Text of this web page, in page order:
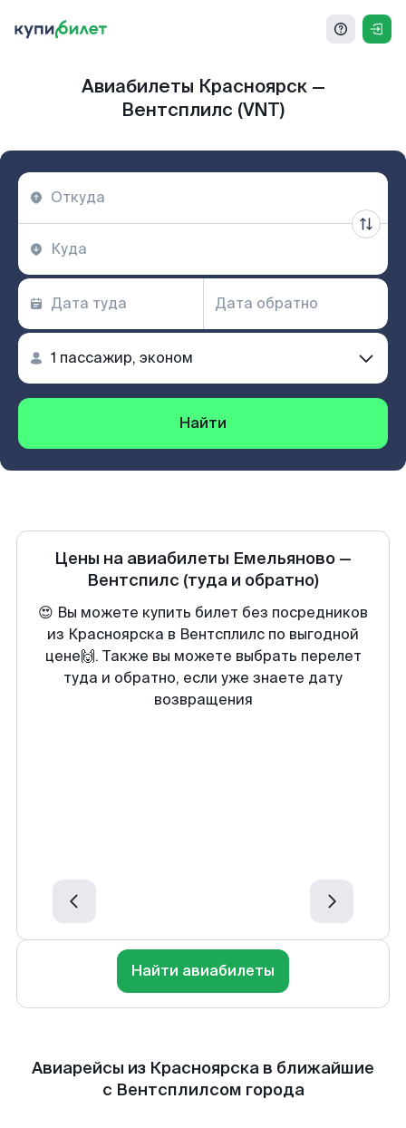
Авиабилеты Красноярск —
Вентсплилс (VNT)
Найти
Цены на авиабилеты Емельяново —
Вентспилс (туда и обратно)
😍 Вы можете купить билет без посредников
из Красноярска в Вентсплилс по выгодной
цене🙌. Также вы можете выбрать перелет
туда и обратно, если уже знаете дату
возвращения
Найти авиабилеты
Авиарейсы из Красноярска в ближайшие
с Вентсплилсом города